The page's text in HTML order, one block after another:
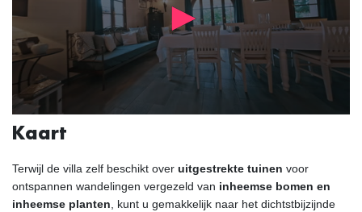
Kaart
Terwijl de villa zelf beschikt over uitgestrekte tuinen voor
ontspannen wandelingen vergezeld van inheemse bomen en
inheemse planten, kunt u gemakkelijk naar het dichtstbijzijnde